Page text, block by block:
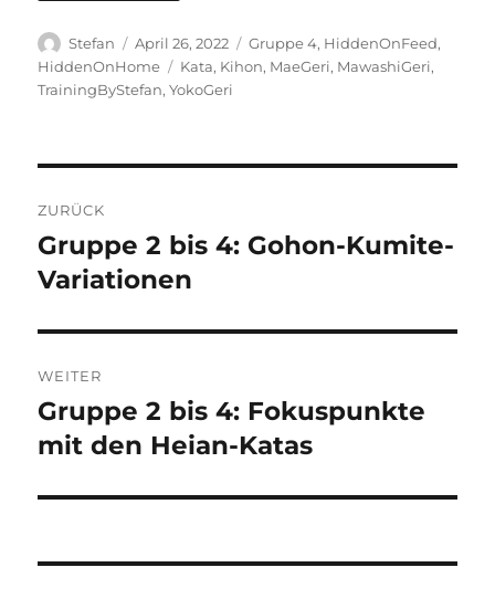
Autor
Stefan
Veröffentlicht
am
April 26, 2022 Kategorien
Gruppe 4, HiddenOnFeed,
HiddenOnHome
Schlagwörter
Kata, Kihon, MaeGeri, MawashiGeri,
TrainingByStefan,YokoGeri
ZURÜCK
Vorheriger
Beitrag:
Gruppe 2 bis 4: Gohon-Kumite-
Variationen
WEITER
Nächster
Beitrag:
Gruppe 2 bis 4: Fokuspunkte
mit den Heian-Katas